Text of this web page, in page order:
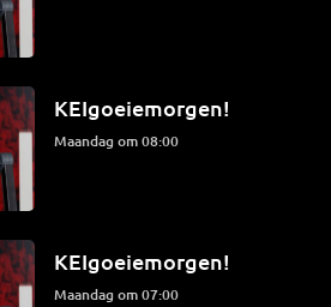
KEIgoeiemorgen!
maandag om 08:00
KEIgoeiemorgen!
maandag om 07:00